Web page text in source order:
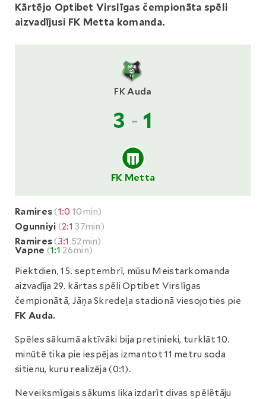
Kārtējo Optibet Virslīgas čempionāta spēli
aizvadījusi FK Metta komanda.
FK Auda
3 - 1
FK Metta
Ramires(1:0 10min)
Ogunniyi (2:1 37min)
Ramires(3:1 52min)
Vapne (1:1 26min)
Piektdien, 15. septembrī, mūsu Meistarkomanda
aizvadīja 29. kārtas spēli Optibet Virslīgas
čempionātā, Jāņa Skredeļa stadionā viesojoties pie
FK Auda.
Spēles sākumā aktīvāki bija pretinieki, turklāt 10.
minūtē tika pie iespējas izmantot 11 metru soda
sitienu, kuru realizēja (0:1).
Neveiksmīgais sākums lika izdarīt divas spēlētāju